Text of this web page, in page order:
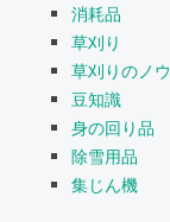
消耗品
草刈り
草刈りのノ
豆知識
身の回り品
除雪用品
集じん機